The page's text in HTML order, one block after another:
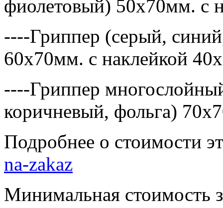
фиолетовый) 50х70мм. с
----Гриппер (серый,
60х70мм. с наклейкой
----Гриппер
коричневый, фольга)
Подробнее о стоимости
na-zakaz
Минимальная стоимость